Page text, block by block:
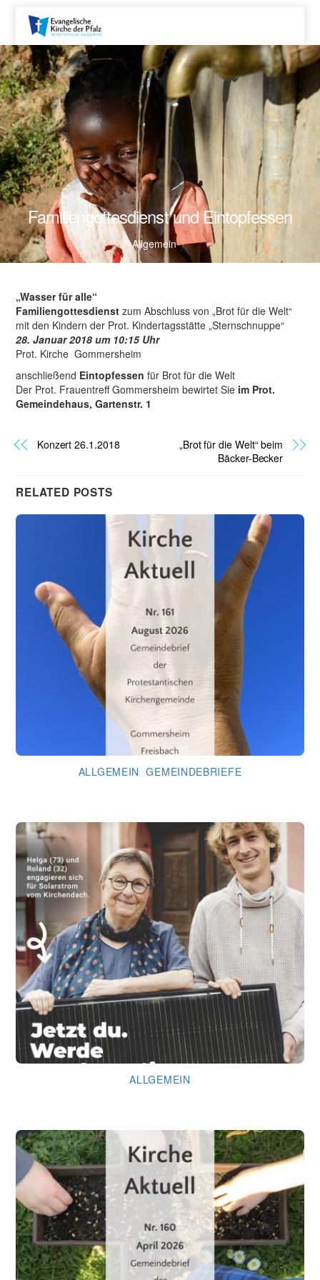
Familiengottesdienst und Eintopfessen
Allgemein
„Wasser für alle“
Familiengottesdienstzum Abschluss von „Brot für die Welt“
mit den Kindern der Prot. Kindertagsstätte „Sternschnuppe“
28. Januar 2018 um 10:15 Uhr
Prot. Kirche Gommersheim
anschließend Eintopfessen für Brot für die Welt
Der Prot. Frauentreff Gommersheim bewirtet Sie im Prot.
Gemeindehaus, Gartenstr. 1
Konzert 26.1.2018
„Brot für die Welt“ beim
Bäcker-Becker
RELATED POSTS
ALLGEMEIN ,GEMEINDEBRIEFE
ALLGEMEIN